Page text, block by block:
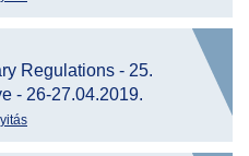
Regulations - 25.
- 26-27.04.2019.